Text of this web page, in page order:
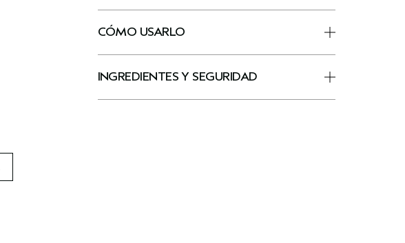
CÓMO USARLO
INGREDIENTES Y SEGURIDAD